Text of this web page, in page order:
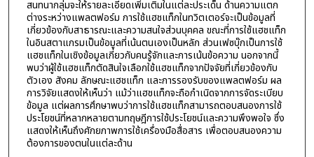
สนทนากลุ่มจะให้รายละเอียดเพิ่มเติมในแต่ละประเด็น ด้านความแตก
ต่างระหว่างแพลตฟอร์ม การใช้แฮชแท็กในทวิตเตอร์จะเป็นข้อมูลที่
เกี่ยวข้องกับสาธารณะและความสนใจส่วนบุคคล ขณะที่การใช้แฮชแท็ก
ในอินสตาแกรมเป็นข้อมูลที่เน้นตนเองเป็นหลัก ส่วนเฟซบุ๊กเป็นการใช้
แฮชแท็กในเชิงข้อมูลเกี่ยวกับคนรู้จักและการเน้นข้อความ นอกจากนี้
พบว่าผู้ใช้แฮชแท็กตัดสินใจเลือกใช้แฮชแท็กจากปัจจัยที่เกี่ยวข้องกับ
ตัวเอง สังคม ลักษณะแฮชแท็ก และการรองรับของแพลตฟอร์ม ผล
การวิจัยแสดงให้เห็นว่า แม้ว่าแฮชแท็กจะถือกำเนิดจากการจัดระเบียบ
ข้อมูล แต่ผลการศึกษาพบว่าการใช้แฮชแท็กสามารถตอบสนองการใช้
ประโยชน์ที่หลากหลายตามทฤษฎีการใช้ประโยชน์และความพึงพอใจ ซึ่ง
แสดงให้เห็นถึงศักยภาพการใช้เครื่องมือสื่อสาร เพื่อตอบสนองความ
ต้องการของตนในแต่ละด้าน